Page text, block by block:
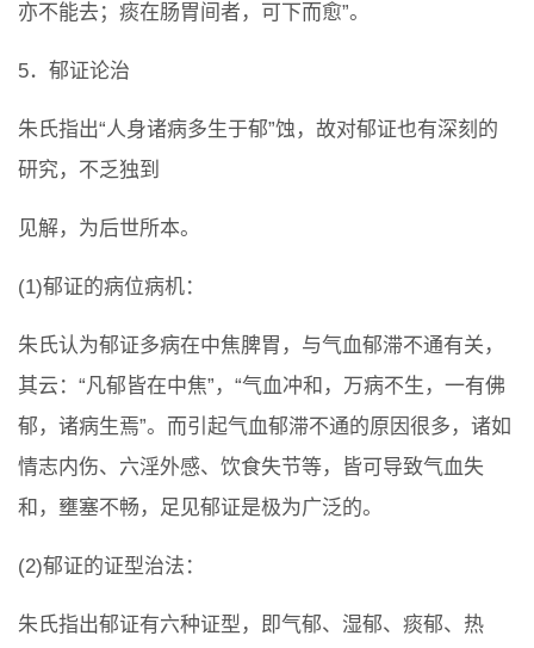
亦不能去；痰在肠胃间者，可下而愈”。
5．郁证论治
朱氏指出“人身诸病多生于郁”蚀，故对郁证也有深刻的
研究，不乏独到
见解，为后世所本。
(1)郁证的病位病机：
朱氏认为郁证多病在中焦脾胃，与气血郁滞不通有关，
其云：“凡郁皆在中焦”，“气血冲和，万病不生，一有佛
郁，诸病生焉”。而引起气血郁滞不通的原因很多，诸如
情志内伤、六淫外感、饮食失节等，皆可导致气血失
和，壅塞不畅，足见郁证是极为广泛的。
(2)郁证的证型治法：
朱氏指出郁证有六种证型，即气郁、湿郁、痰郁、热